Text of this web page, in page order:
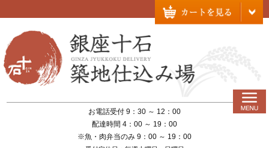
お電話受付 9：30 ～ 12：00
配達時間 4：00 ～ 19：00
※魚・肉弁当のみ 9：00 ～ 19：00